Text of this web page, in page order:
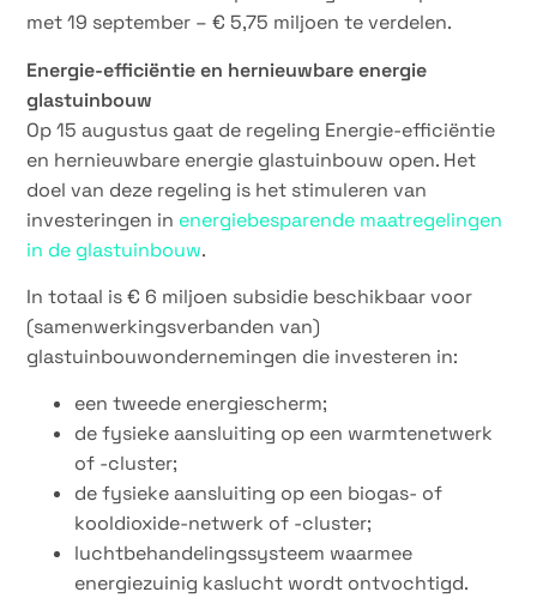
met 19 september – € 5,75 miljoen te verdelen.
Energie-efficiëntie en hernieuwbare energie
glastuinbouw
Op 15 augustus gaat de regeling Energie-efficiëntie
en hernieuwbare energie glastuinbouw open. Het
doel van deze regeling is het stimuleren van
investeringen in energiebesparende maatregelingen
in de glastuinbouw.
In totaal is € 6 miljoen subsidie beschikbaar voor
(samenwerkingsverbanden van)
glastuinbouwondernemingen die investeren in:
een tweede energiescherm;
de fysieke aansluiting op een warmtenetwerk
of -cluster;
de fysieke aansluiting op een biogas- of
kooldioxide-netwerk of -cluster;
luchtbehandelingssysteem waarmee
energiezuinig kaslucht wordt ontvochtigd.